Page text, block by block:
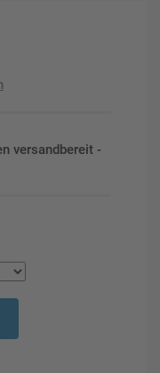
versandbereit -